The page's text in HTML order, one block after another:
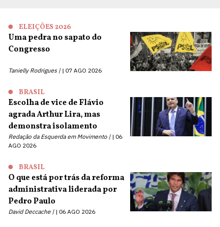
ELEIÇÕES 2026
Uma pedra no sapato do
Congresso
Tanielly Rodrigues | 07 AGO 2026
BRASIL
Escolha de vice de Flávio
agrada Arthur Lira, mas
demonstra isolamento
Redação da Esquerda em Movimento |
06
AGO 2026
BRASIL
O que está por trás da reforma
administrativa liderada por
Pedro Paulo
David Deccache | 06 AGO 2026